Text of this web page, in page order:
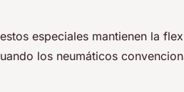
especiales mantienen la
los neumáticos